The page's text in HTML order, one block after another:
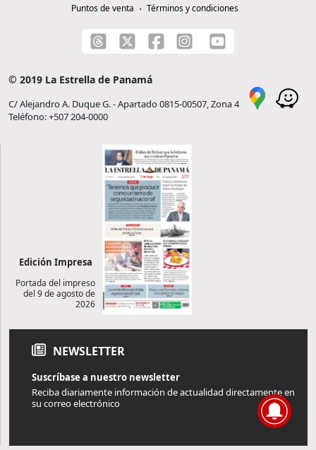
Puntos de venta
Términos y condiciones
© 2019 La Estrella de Panamá
C/ Alejandro A. Duque G. - Apartado 0815-00507, Zona 4
Teléfono: +507 204-0000
Edición Impresa
Portada del impreso
del 9 de agosto de
2026
NEWSLETTER
Suscríbase a nuestro newsletter
Reciba diariamente información de actualidad directamente en
su correo electrónico